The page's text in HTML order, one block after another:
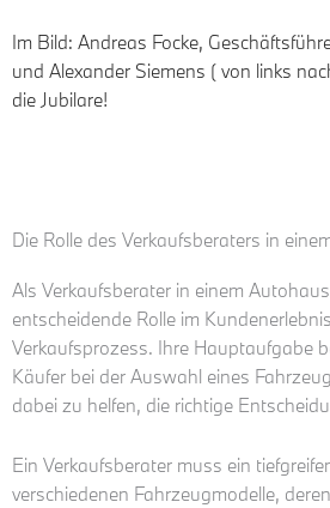
Im Bild: Andreas Focke,
und Alexander Siemens ( von links
die Jubilare!
Die Rolle des Verkaufsberaters in
Als Verkaufsberater in einem
entscheidende Rolle im
Verkaufsprozess. Ihre Hauptaufgabe
Käufer bei der Auswahl eines
dabei zu helfen, die richtige
Ein Verkaufsberater muss ein
verschiedenen Fahrzeugmodelle,